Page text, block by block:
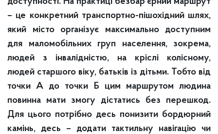
– це конкретний транспортно-пішохідний шлях,
який місто організує максимально доступним
для маломобільних груп населення, зокрема,
людей з інвалідністю, на кріслі колісному,
людей старшого віку, батьків із дітьми. Тобто від
точки А до точки Б цим маршрутом людина
повинна мати змогу дістатись без перешкод.
Для цього потрібно десь понизити бордюрний
камінь, десь – додати тактильну навігацію чи